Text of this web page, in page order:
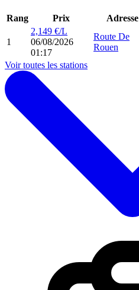
Rang Prix Adresse
1
2,149 €/L
06/08/2026
01:17
Route De
Rouen
Voir toutes les stations